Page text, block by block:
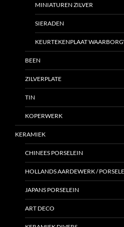
MINIATUREN ZILVER
SIERADEN
KEURTEKENPLAAT
BEEN
ZILVERPLATE
TIN
KOPERWERK
KERAMIEK
CHINEES PORSELEIN
HOLLANDS AARDEWERK /
JAPANS PORSELEIN
ART DECO